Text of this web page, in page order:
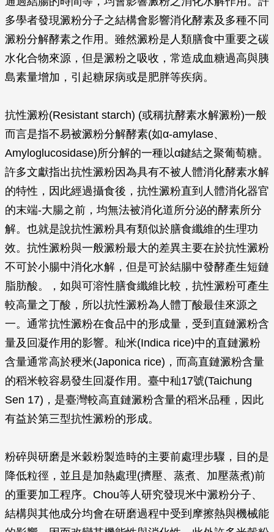
多學者發現澱粉分子之結構會影響消化酵素及多種不同
澱粉分解酵素之作用。雖然澱粉是人類膳食中重要之碳
水化合物來源，但是澱粉之吸收，常造成血糖過高與胰
島素量增加，引起糖尿病或是肥胖等疾病。
抗性澱粉(Resistant starch) (或稱抗酵素水解澱粉)一般
而言是指不易被澱粉分解酵素(如α-amylase、
Amyloglucosidase)所分解的一種以α鍵結之聚葡萄糖。
許多文獻指出抗性澱粉因為具有不被人體消化酵素水解
的特性，因此經過攝食後，抗性澱粉直到人體消化器官
的末端-大腸之前，均無法被消化道所分泌的酵素所分
解。也就是說抗性澱粉具有類似於膳食纖維的生理功
效。抗性澱粉與一般澱粉最大的差異主要在於抗性澱粉
不可於小腸中消化水解，但是可於結腸中發酵產生短鏈
脂肪酸。，如與可溶性膳食纖維比較，抗性澱粉可產生
較高量之丁酸，所以抗性澱粉為人體丁酸最佳來源之
一。通常抗性澱粉在食品中的形成量，受到直鏈澱粉含
量及回凝作用的影響。秈米(Indica rice)中的直鏈澱粉
含量通常高於稉米(Japonica rice)，而高直鏈澱粉含量
的稻米較容易發生回凝作用。臺中秈17號(Taichung
Sen 17)，是臺灣較高直鏈澱粉含量的稻米品種，因此
有益於第三型抗性澱粉的形成。
粉碎與研磨是米穀粉製造時的主要前處理步驟，目的是
降低粒徑，並且是加熱處理(擠壓、蒸煮、加壓蒸煮)前
的重要加工程序。Chou等人研究發現米中澱粉分子、
結構與其他成分均會在研磨過程中受到摩擦熱與機械能